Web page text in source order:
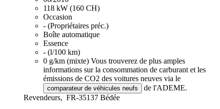
118 kW (160 CH)
Occasion
- (Propriétaires préc.)
Boîte automatique
Essence
- (l/100 km)
0 g/km (mixte) Vous trouverez de plus amples
informations sur la consommation de carburant et les
émissions de CO2 des voitures neuves via le
comparateur de véhicules neufs
de l'ADEME.
Revendeurs, FR-35137 Bédée